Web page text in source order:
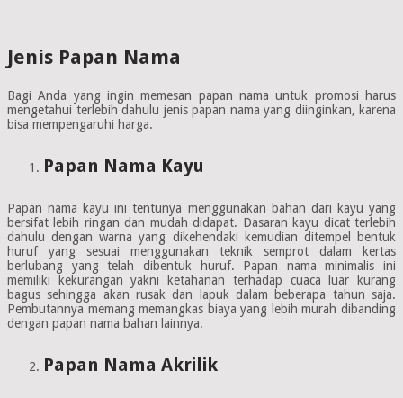
Jenis Papan Nama
Bagi Anda yang ingin memesan papan nama untuk promosi harus
mengetahui terlebih dahulu jenis papan nama yang diinginkan, karena
bisa mempengaruhi harga.
Papan Nama Kayu
Papan nama kayu ini tentunya menggunakan bahan dari kayu yang
bersifat lebih ringan dan mudah didapat. Dasaran kayu dicat terlebih
dahulu dengan warna yang dikehendaki kemudian ditempel bentuk
huruf yang sesuai menggunakan teknik semprot dalam kertas
berlubang yang telah dibentuk huruf. Papan nama minimalis ini
memiliki kekurangan yakni ketahanan terhadap cuaca luar kurang
bagus sehingga akan rusak dan lapuk dalam beberapa tahun saja.
Pembutannya memang memangkas biaya yang lebih murah dibanding
dengan papan nama bahan lainnya.
Papan Nama Akrilik